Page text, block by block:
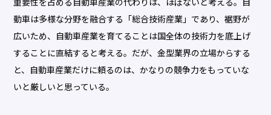
重要性を占める自動車産業の代わりは、ほぼないと考える。自
動車は多様な分野を融合する「総合技術産業」であり、裾野が
広いため、自動車産業を育てることは国全体の技術力を底上げ
することに直結すると考える。だが、金型業界の立場からする
と、自動車産業だけに頼るのは、かなりの競争力をもっていな
いと厳しいと思っている。